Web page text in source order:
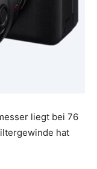
liegt bei 76
hat